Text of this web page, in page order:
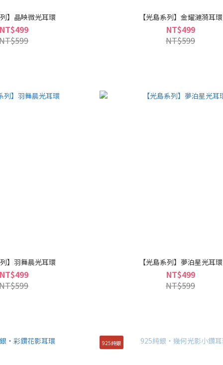
】晶映微光耳環 【光島系列】金耀漣漪耳環
NT$499
NT$599
】羽舞晨光耳環 【光島系列】夢泊星光耳環
NT$499
NT$599
925純銀